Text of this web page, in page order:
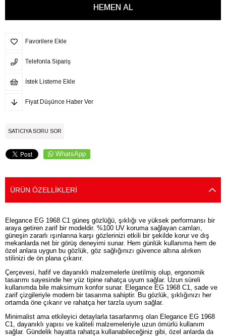
Favorilere Ekle
Telefonla Sipariş
İstek Listeme Ekle
Fiyat Düşünce Haber Ver
SATICIYA SORU SOR
WhatsApp
ÜRÜN ÖZELLIKLERI
Elegance EG 1968 C1 güneş gözlüğü, şıklığı ve yüksek performansı bir
araya getiren zarif bir modeldir. %100 UV koruma sağlayan camları,
güneşin zararlı ışınlarına karşı gözlerinizi etkili bir şekilde korur ve dış
mekanlarda net bir görüş deneyimi sunar. Hem günlük kullanıma hem de
özel anlara uygun bu gözlük, göz sağlığınızı güvence altına alırken
stilinizi de ön plana çıkarır.
Çerçevesi, hafif ve dayanıklı malzemelerle üretilmiş olup, ergonomik
tasarımı sayesinde her yüz tipine rahatça uyum sağlar. Uzun süreli
kullanımda bile maksimum konfor sunar. Elegance EG 1968 C1, sade ve
zarif çizgileriyle modern bir tasarıma sahiptir. Bu gözlük, şıklığınızı her
ortamda öne çıkarır ve rahatça her tarzla uyum sağlar.
Minimalist ama etkileyici detaylarla tasarlanmış olan Elegance EG 1968
C1, dayanıklı yapısı ve kaliteli malzemeleriyle uzun ömürlü kullanım
sağlar. Gündelik hayatta rahatça kullanabileceğiniz gibi, özel anlarda da